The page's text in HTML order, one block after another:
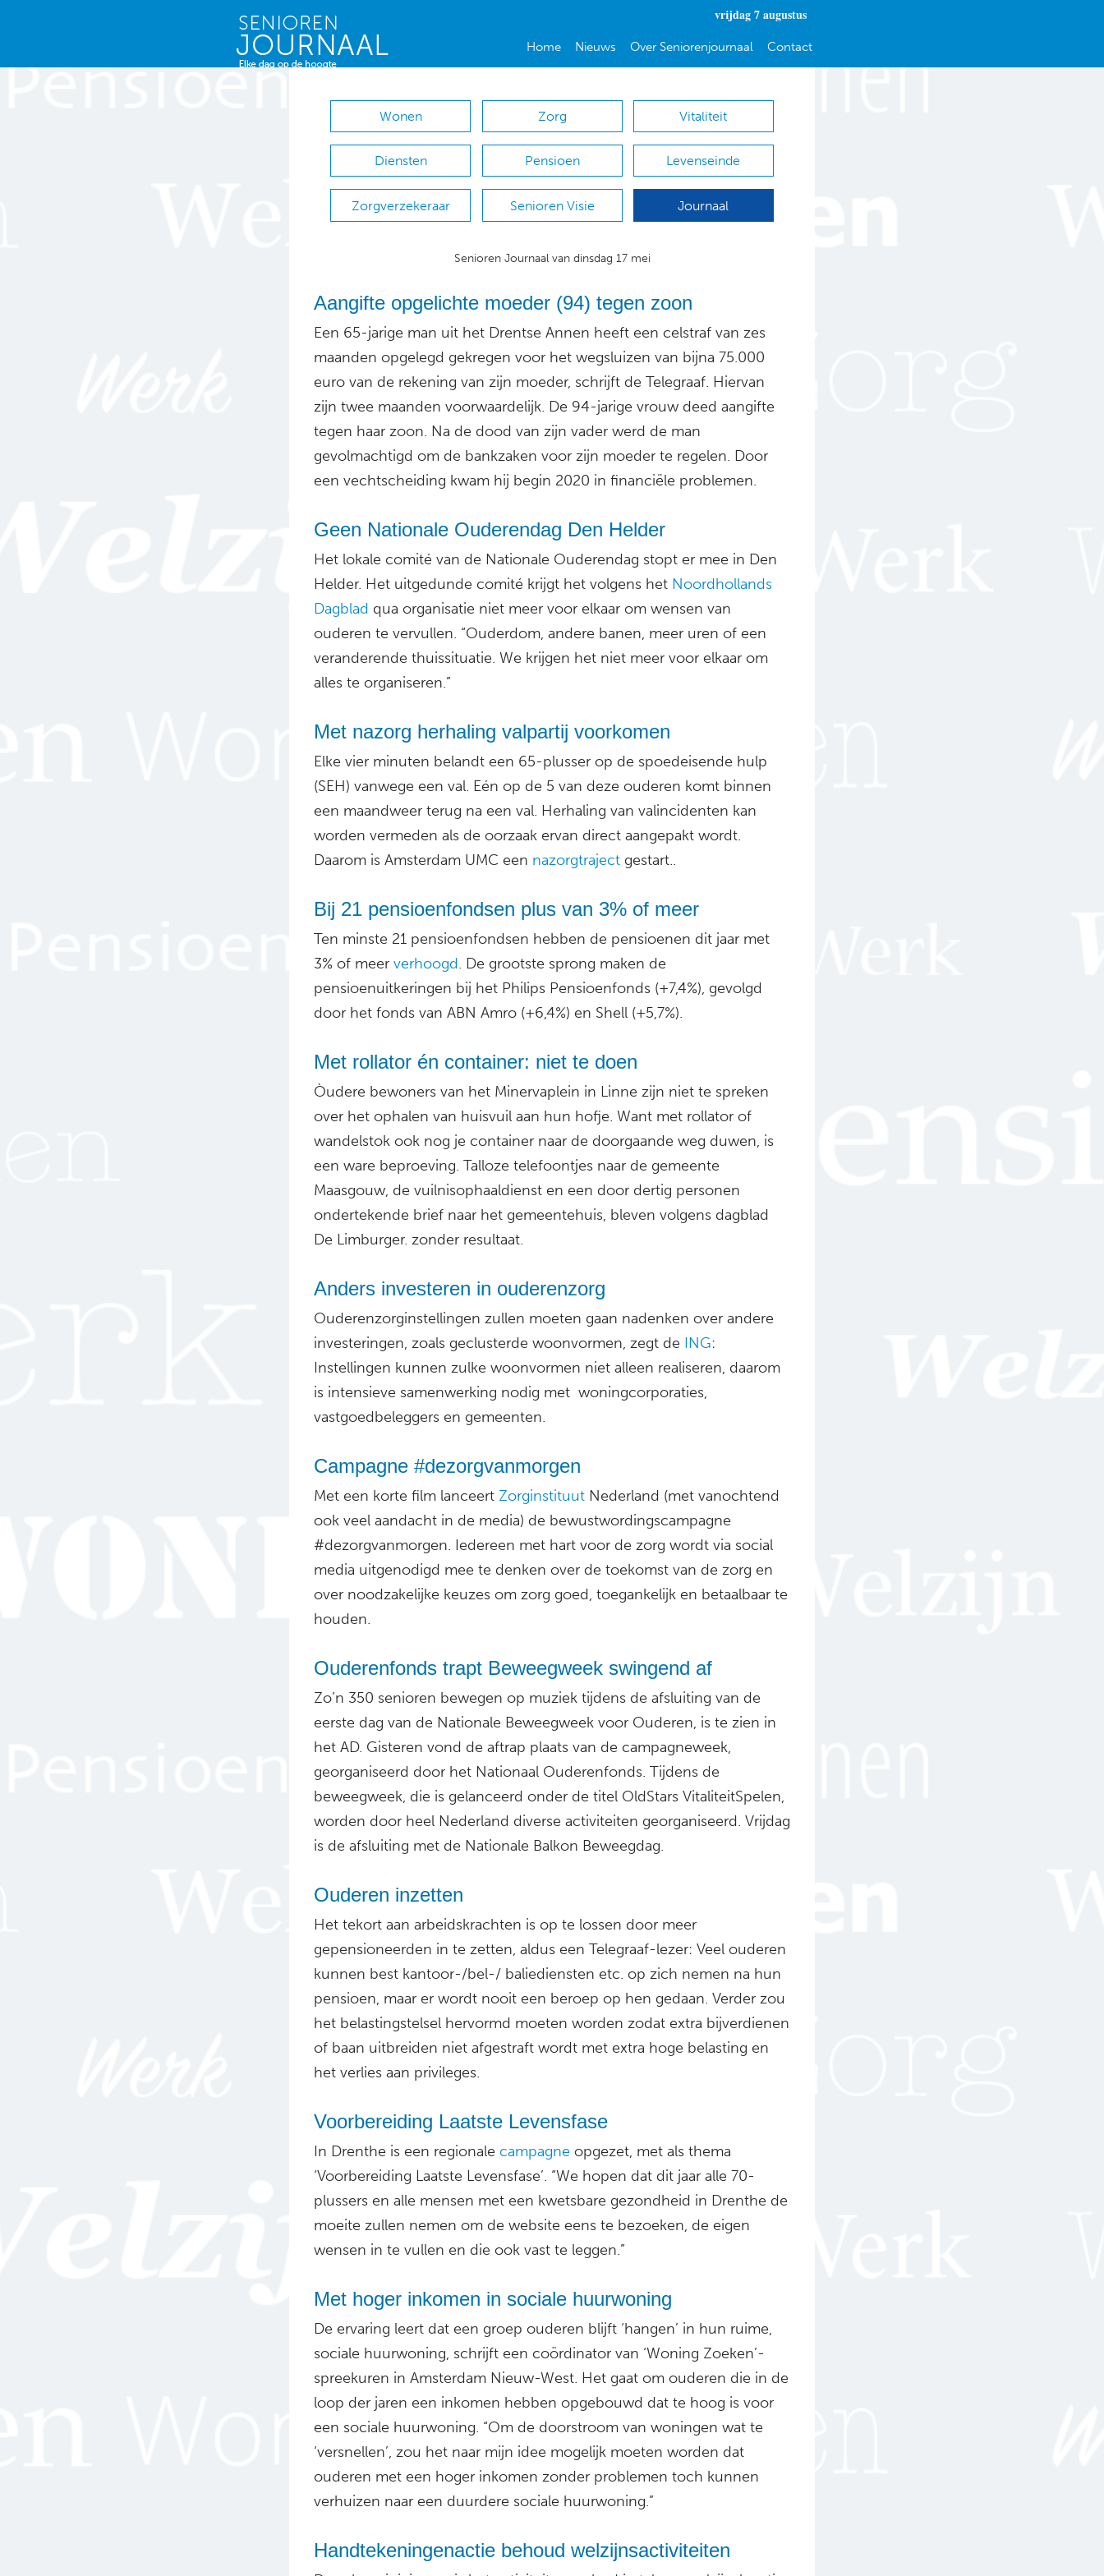
vrijdag 7 augustus
Home Nieuws Over Seniorenjournaal Contact
Wonen Zorg Vitaliteit
Diensten Pensioen Levenseinde
Zorgverzekeraar Senioren Visie Journaal
Senioren Journaal van dinsdag 17 mei
Aangifte opgelichte moeder (94) tegen zoon
Een 65-jarige man uit het Drentse Annen heeft een celstraf van zes
maanden opgelegd gekregen voor het wegsluizen van bijna 75.000
euro van de rekening van zijn moeder, schrijft de Telegraaf. Hiervan
zijn twee maanden voorwaardelijk. De 94-jarige vrouw deed aangifte
tegen haar zoon. Na de dood van zijn vader werd de man
gevolmachtigd om de bankzaken voor zijn moeder te regelen. Door
een vechtscheiding kwam hij begin 2020 in financiële problemen.
Geen Nationale Ouderendag Den Helder
Het lokale comité van de Nationale Ouderendag stopt er mee in Den
Helder. Het uitgedunde comité krijgt het volgens het Noordhollands
Dagblad qua organisatie niet meer voor elkaar om wensen van
ouderen te vervullen. “Ouderdom, andere banen, meer uren of een
veranderende thuissituatie. We krijgen het niet meer voor elkaar om
alles te organiseren.”
Met nazorg herhaling valpartij voorkomen
Elke vier minuten belandt een 65-plusser op de spoedeisende hulp
(SEH) vanwege een val. Eén op de 5 van deze ouderen komt binnen
een maandweer terug na een val. Herhaling van valincidenten kan
worden vermeden als de oorzaak ervan direct aangepakt wordt.
Daarom is Amsterdam UMC een nazorgtraject gestart..
Bij 21 pensioenfondsen plus van 3% of meer
Ten minste 21 pensioenfondsen hebben de pensioenen dit jaar met
3% of meer verhoogd. De grootste sprong maken de
pensioenuitkeringen bij het Philips Pensioenfonds (+7,4%), gevolgd
door het fonds van ABN Amro (+6,4%) en Shell (+5,7%).
Met rollator én container: niet te doen
Òudere bewoners van het Minervaplein in Linne zijn niet te spreken
over het ophalen van huisvuil aan hun hofje. Want met rollator of
wandelstok ook nog je container naar de doorgaande weg duwen, is
een ware beproeving. Talloze telefoontjes naar de gemeente
Maasgouw, de vuilnisophaaldienst en een door dertig personen
ondertekende brief naar het gemeentehuis, bleven volgens dagblad
De Limburger. zonder resultaat.
Anders investeren in ouderenzorg
Ouderenzorginstellingen zullen moeten gaan nadenken over andere
investeringen, zoals geclusterde woonvormen, zegt de ING:
Instellingen kunnen zulke woonvormen niet alleen realiseren, daarom
is intensieve samenwerking nodig met woningcorporaties,
vastgoedbeleggers en gemeenten.
Campagne #dezorgvanmorgen
Met een korte film lanceert Zorginstituut Nederland (met vanochtend
ook veel aandacht in de media) de bewustwordingscampagne
#dezorgvanmorgen. Iedereen met hart voor de zorg wordt via social
media uitgenodigd mee te denken over de toekomst van de zorg en
over noodzakelijke keuzes om zorg goed, toegankelijk en betaalbaar te
houden.
Ouderenfonds trapt Beweegweek swingend af
Zo’n 350 senioren bewegen op muziek tijdens de afsluiting van de
eerste dag van de Nationale Beweegweek voor Ouderen, is te zien in
het AD. Gisteren vond de aftrap plaats van de campagneweek,
georganiseerd door het Nationaal Ouderenfonds. Tijdens de
beweegweek, die is gelanceerd onder de titel OldStars VitaliteitSpelen,
worden door heel Nederland diverse activiteiten georganiseerd. Vrijdag
is de afsluiting met de Nationale Balkon Beweegdag.
Ouderen inzetten
Het tekort aan arbeidskrachten is op te lossen door meer
gepensioneerden in te zetten, aldus een Telegraaf-lezer: Veel ouderen
kunnen best kantoor-/bel-/ baliediensten etc. op zich nemen na hun
pensioen, maar er wordt nooit een beroep op hen gedaan. Verder zou
het belastingstelsel hervormd moeten worden zodat extra bijverdienen
of baan uitbreiden niet afgestraft wordt met extra hoge belasting en
het verlies aan privileges.
Voorbereiding Laatste Levensfase
In Drenthe is een regionale campagne opgezet, met als thema
‘Voorbereiding Laatste Levensfase’. “We hopen dat dit jaar alle 70-
plussers en alle mensen met een kwetsbare gezondheid in Drenthe de
moeite zullen nemen om de website eens te bezoeken, de eigen
wensen in te vullen en die ook vast te leggen.”
Met hoger inkomen in sociale huurwoning
De ervaring leert dat een groep ouderen blijft ‘hangen’ in hun ruime,
sociale huurwoning, schrijft een coördinator van ‘Woning Zoeken’-
spreekuren in Amsterdam Nieuw-West. Het gaat om ouderen die in de
loop der jaren een inkomen hebben opgebouwd dat te hoog is voor
een sociale huurwoning. “Om de doorstroom van woningen wat te
‘versnellen’, zou het naar mijn idee mogelijk moeten worden dat
ouderen met een hoger inkomen zonder problemen toch kunnen
verhuizen naar een duurdere sociale huurwoning.”
Handtekeningenactie behoud welzijnsactiviteiten